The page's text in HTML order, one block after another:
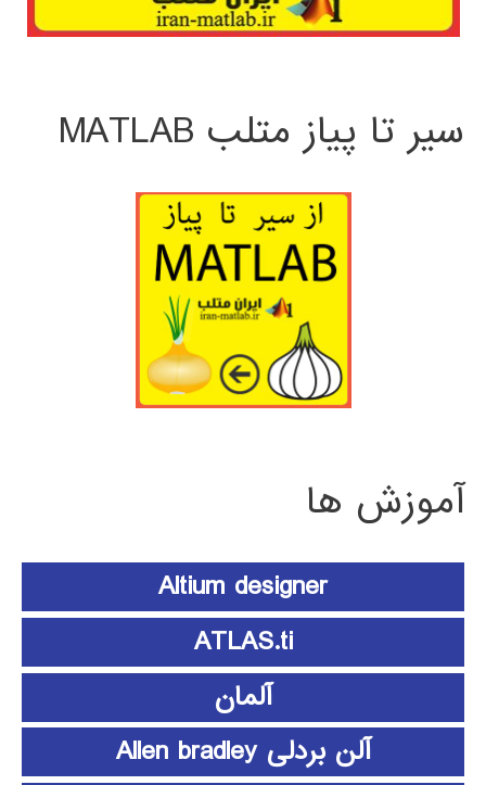
سیر تا پیاز متلب MATLAB
آموزش ها
Altium designer
ATLAS.ti
آلمان
آلن بردلی Allen bradley